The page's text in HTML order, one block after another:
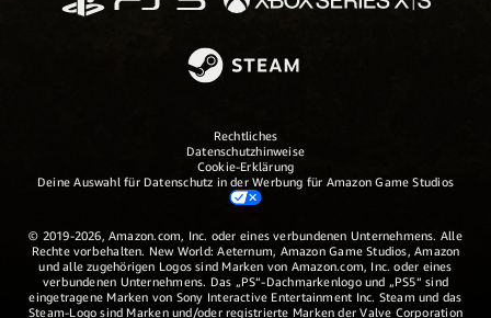
Rechtliches
Datenschutzhinweise
Cookie-Erklärung
Deine Auswahl für Datenschutz in der Werbung für Amazon Game Studios
© 2019-2026, Amazon.com, Inc. oder eines verbundenen Unternehmens. Alle
Rechte vorbehalten. New World: Aeternum, Amazon Game Studios, Amazon
und alle zugehörigen Logos sind Marken von Amazon.com, Inc. oder eines
verbundenen Unternehmens. Das „PS“-Dachmarkenlogo und „PS5“ sind
eingetragene Marken von Sony Interactive Entertainment Inc. Steam und das
Steam-Logo sind Marken und/oder registrierte Marken der Valve Corporation